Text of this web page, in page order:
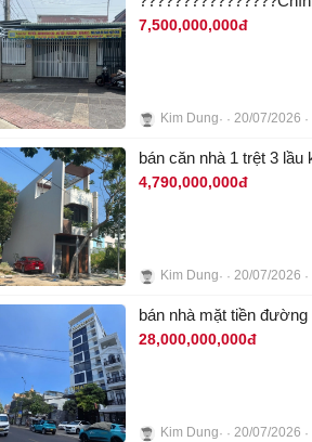
7,500,000,000đ
Kim Dung 20/07/2026
bán căn nhà 1 trệt 3
4,790,000,000đ
Kim Dung 20/07/2026
bán nhà mặt tiền
28,000,000,000đ
Kim Dung 20/07/2026